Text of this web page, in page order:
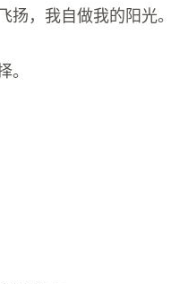
扬，我自做我的阳光。
。